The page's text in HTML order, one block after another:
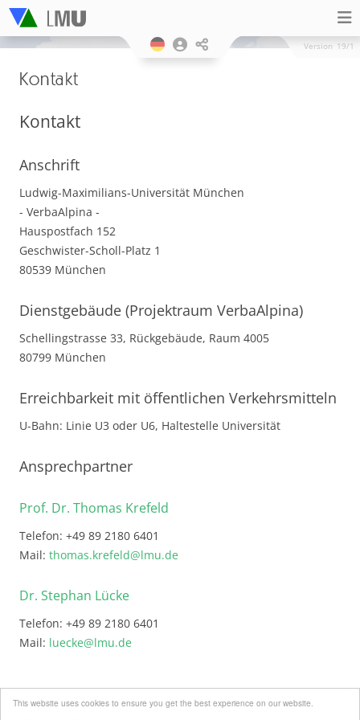
This website uses cookies to ensure you get the best experience on our website.
Version 19/1
Kontakt
Kontakt
Anschrift
Ludwig-Maximilians-Universität München
- VerbaAlpina -
Hauspostfach 152
Geschwister-Scholl-Platz 1
80539 München
Dienstgebäude (Projektraum VerbaAlpina)
Schellingstrasse 33, Rückgebäude, Raum 4005
80799 München
Erreichbarkeit mit öffentlichen Verkehrsmitteln
U-Bahn: Linie U3 oder U6, Haltestelle Universität
Ansprechpartner
Prof. Dr. Thomas Krefeld
Telefon: +49 89 2180 6401
Mail: thomas.krefeld@lmu.de
Dr. Stephan Lücke
Telefon: +49 89 2180 6401
Mail: luecke@lmu.de